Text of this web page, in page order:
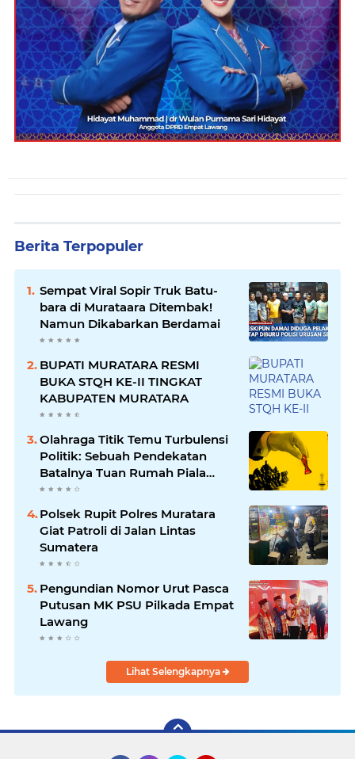
Berita Terpopuler
Sempat Viral Sopir Truk Batu-
bara di Murataara Ditembak!
Namun Dikabarkan Berdamai
BUPATI MURATARA RESMI
BUKA STQH KE-II TINGKAT
KABUPATEN MURATARA
Olahraga Titik Temu Turbulensi
Politik: Sebuah Pendekatan
Batalnya Tuan Rumah Piala
Dunia U-20
Polsek Rupit Polres Muratara
Giat Patroli di Jalan Lintas
Sumatera
Pengundian Nomor Urut Pasca
Putusan MK PSU Pilkada Empat
Lawang
Lihat Selengkapnya